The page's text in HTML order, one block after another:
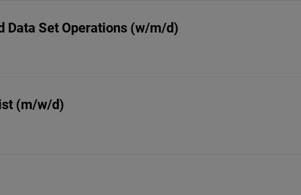
Data Set Operations (w/m/d)
(m/w/d)